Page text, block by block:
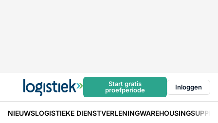
Start gratis
proefperiode
Inloggen
NIEUWSLOGISTIEKE DIENSTVERLENINGWAREHOUSING